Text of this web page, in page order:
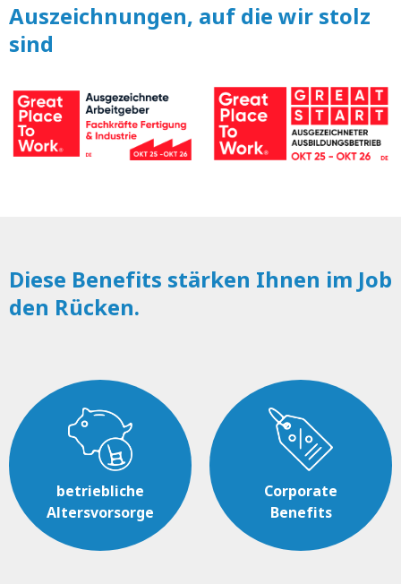
Auszeichnungen, auf die wir stolz
sind
Diese Benefits stärken Ihnen im Job
den Rücken.
betriebliche
Altersvorsorge
Corporate
Benefits